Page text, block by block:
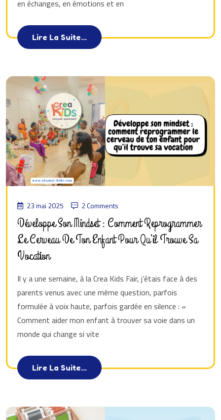
en échanges, en émotions et en
Lire La Suite...
23 mai 2025 2 Comments
Développe Son Mindset : Comment Reprogrammer
Le Cerveau De Ton Enfant Pour Qu’il Trouve Sa
Vocation
Il y a une semaine, à la Crea Kids Fair, j’étais face à des
parents venus avec une même question, parfois
formulée à voix haute, parfois gardée en silence : «
Comment aider mon enfant à trouver sa voie dans un
monde qui change si vite
Lire La Suite...